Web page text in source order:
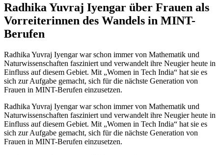
Radhika Yuvraj Iyengar über Frauen als
Vorreiterinnen des Wandels in MINT-
Berufen
Radhika Yuvraj Iyengar war schon immer von Mathematik und
Naturwissenschaften fasziniert und verwandelt ihre Neugier heute in
Einfluss auf diesem Gebiet. Mit „Women in Tech India“ hat sie es
sich zur Aufgabe gemacht, sich für die nächste Generation von
Frauen in MINT-Berufen einzusetzen.
Radhika Yuvraj Iyengar war schon immer von Mathematik und
Naturwissenschaften fasziniert und verwandelt ihre Neugier heute in
Einfluss auf diesem Gebiet. Mit „Women in Tech India“ hat sie es
sich zur Aufgabe gemacht, sich für die nächste Generation von
Frauen in MINT-Berufen einzusetzen.